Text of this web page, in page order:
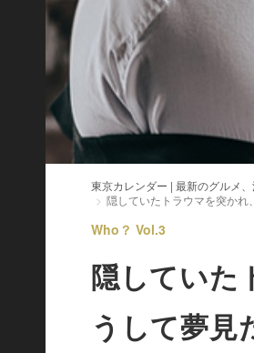
東京カレンダー | 最新のグルメ
隠していたトラウマを突か
Who？ Vol.3
隠していた
うして夢見